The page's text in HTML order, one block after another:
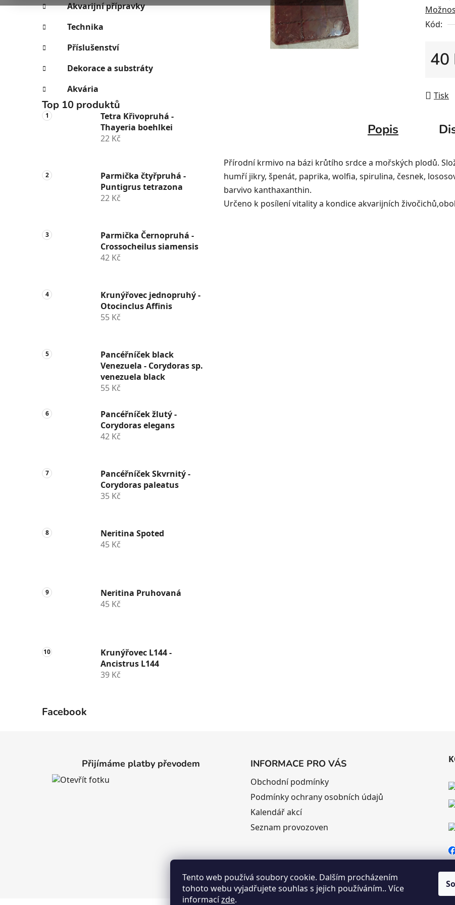
Tento web používá soubory cookie. Dalším procházením
tohoto webu vyjadřujete souhlas s jejich používáním.. Více
informacízde.
n
í
p
a
e
l
e
Akvarijní přípravky
Technika
Příslušenství
Dekorace a substráty
Akvária
Top 10 produktů
Tetra Křivopruhá -
Thayeria boehlkei
22 Kč
Parmička čtyřpruhá -
Puntigrus tetrazona
22 Kč
Parmička Černopruhá -
Crossocheilus siamensis
42 Kč
Krunýřovec jednopruhý -
Otocinclus Affinis
55 Kč
Pancéřníček black
Venezuela - Corydoras sp.
venezuela black
55 Kč
Pancéřníček žlutý -
Corydoras elegans
42 Kč
Pancéřníček Skvrnitý -
Corydoras paleatus
35 Kč
Neritina Spoted
45 Kč
Neritina Pruhovaná
45 Kč
Krunýřovec L144 -
Ancistrus L144
39 Kč
Facebook
Kód:
40
Tisk
Popis
Přírodní krmivo na bázi krůtího srdce a mořských plodů.
humří jikry, špenát, paprika, wolfia, spirulina, česnek,
barvivo kanthaxanthin.
Určeno k posílení vitality a kondice akvarijních
Přijímáme platby převodem INFORMACE PRO VÁS
Obchodní podmínky
Podmínky ochrany osobních údajů
Kalendář akcí
Seznam provozoven